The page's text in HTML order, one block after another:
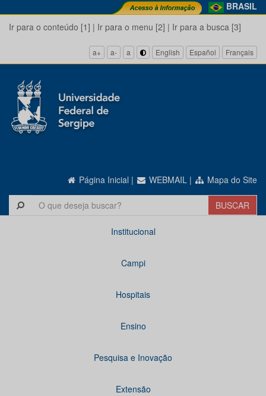
BRASIL
Ir para o conteúdo [1] | Ir para o menu [2] | Ir para a busca [3]
a+ a- a English Español Français
Página Inicial | WEBMAIL | Mapa do Site
Institucional
Campi
Hospitais
Ensino
Pesquisa e Inovação
Extensão